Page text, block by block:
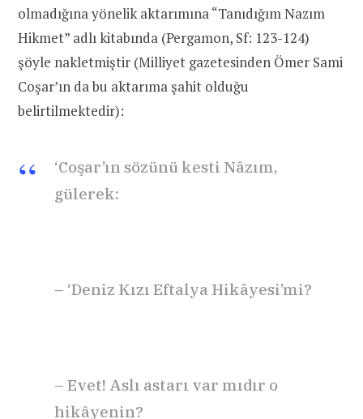
olmadığına yönelik aktarımına “Tanıdığım Nazım
Hikmet” adlı kitabında (Pergamon, Sf: 123-124)
şöyle nakletmiştir (Milliyet gazetesinden Ömer Sami
Coşar’ın da bu aktarıma şahit olduğu
belirtilmektedir):
‘Coşar’ın sözünü kesti Nâzım,
gülerek:
– ‘Deniz Kızı Eftalya Hikâyesi’mi?
– Evet! Aslı astarı var mıdır o
hikâyenin?